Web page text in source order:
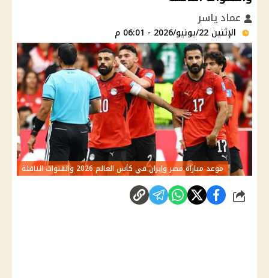
عماد ياسر
الإثنين 22/يونيو/2026 - 06:01 م
موعد مباراة مصر وإيران في كأس العالم 2026 والقنوات الناقلة
شارك